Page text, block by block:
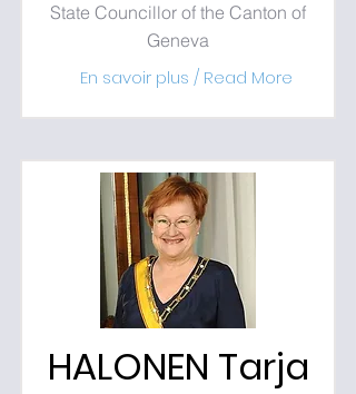
State Councillor of the Canton of
Geneva
En savoir plus / Read More
HALONEN Tarja